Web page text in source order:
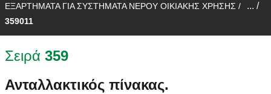
ΕΞΑΡΤΗΜΑΤΑ ΓΙΑ ΣΥΣΤΗΜΑΤΑ ΝΕΡΟΥ ΟΙΚΙΑΚΗΣ ΧΡΗΣΗΣ / ... /
359011
Σειρά 359
Ανταλλακτικός πίνακας.